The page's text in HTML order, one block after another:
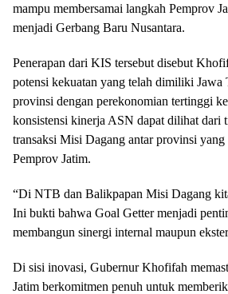
mampu membersamai langkah Pemprov
menjadi Gerbang Baru Nusantara.
Penerapan dari KIS tersebut disebut
potensi kekuatan yang telah dimiliki Jawa
provinsi dengan perekonomian tertinggi
konsistensi kinerja ASN dapat dilihat dari
transaksi Misi Dagang antar provinsi yang
Pemprov Jatim.
“Di NTB dan Balikpapan Misi Dagang
Ini bukti bahwa Goal Getter menjadi
membangun sinergi internal maupun
Di sisi inovasi, Gubernur Khofifah
Jatim berkomitmen penuh untuk